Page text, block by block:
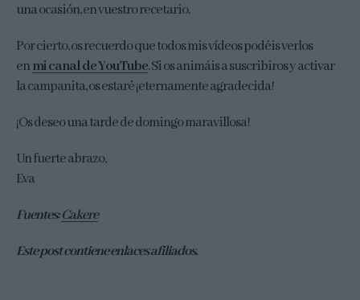
una ocasión, en vuestro recetario.
Por cierto, os recuerdo que todos mis vídeos podéis verlos
enmi canal de YouTube. Si os animáis a suscribiros y activar
la campanita, os estaré ¡eternamente agradecida!
¡Os deseo una tarde de domingo maravillosa!
Un fuerte abrazo,
Eva
Fuentes:Cakere
Este post contiene enlaces afiliados.